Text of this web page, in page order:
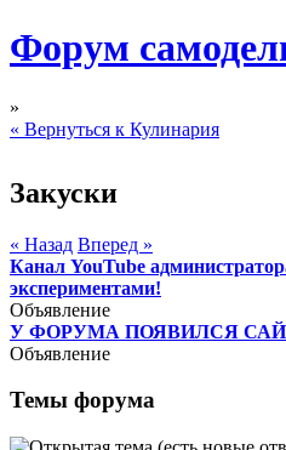
Форум
»
« Вернуться к Кулинария
Закуски
« Назад Вперед »
Канал YouTube
экспериментами!
Объявление
У ФОРУМА ПОЯВИЛСЯ
Объявление
Темы форума